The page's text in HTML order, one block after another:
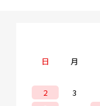
日 月
2
3